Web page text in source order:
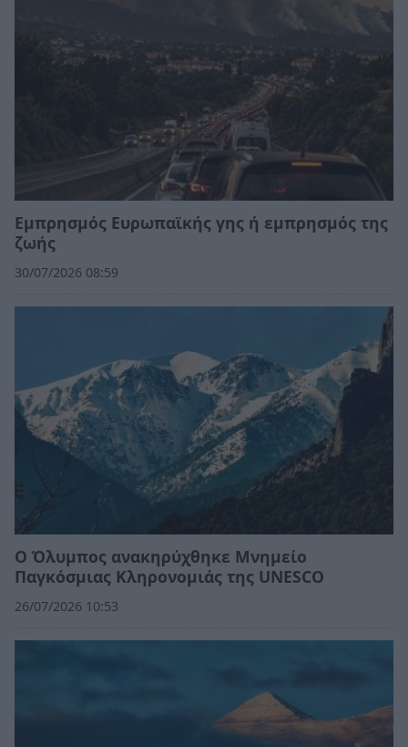
Εμπρησμός Ευρωπαϊκής γης ή εμπρησμός της
ζωής
30/07/2026 08:59
Ο Όλυμπος ανακηρύχθηκε Μνημείο
Παγκόσμιας Κληρονομιάς της UNESCO
26/07/2026 10:53